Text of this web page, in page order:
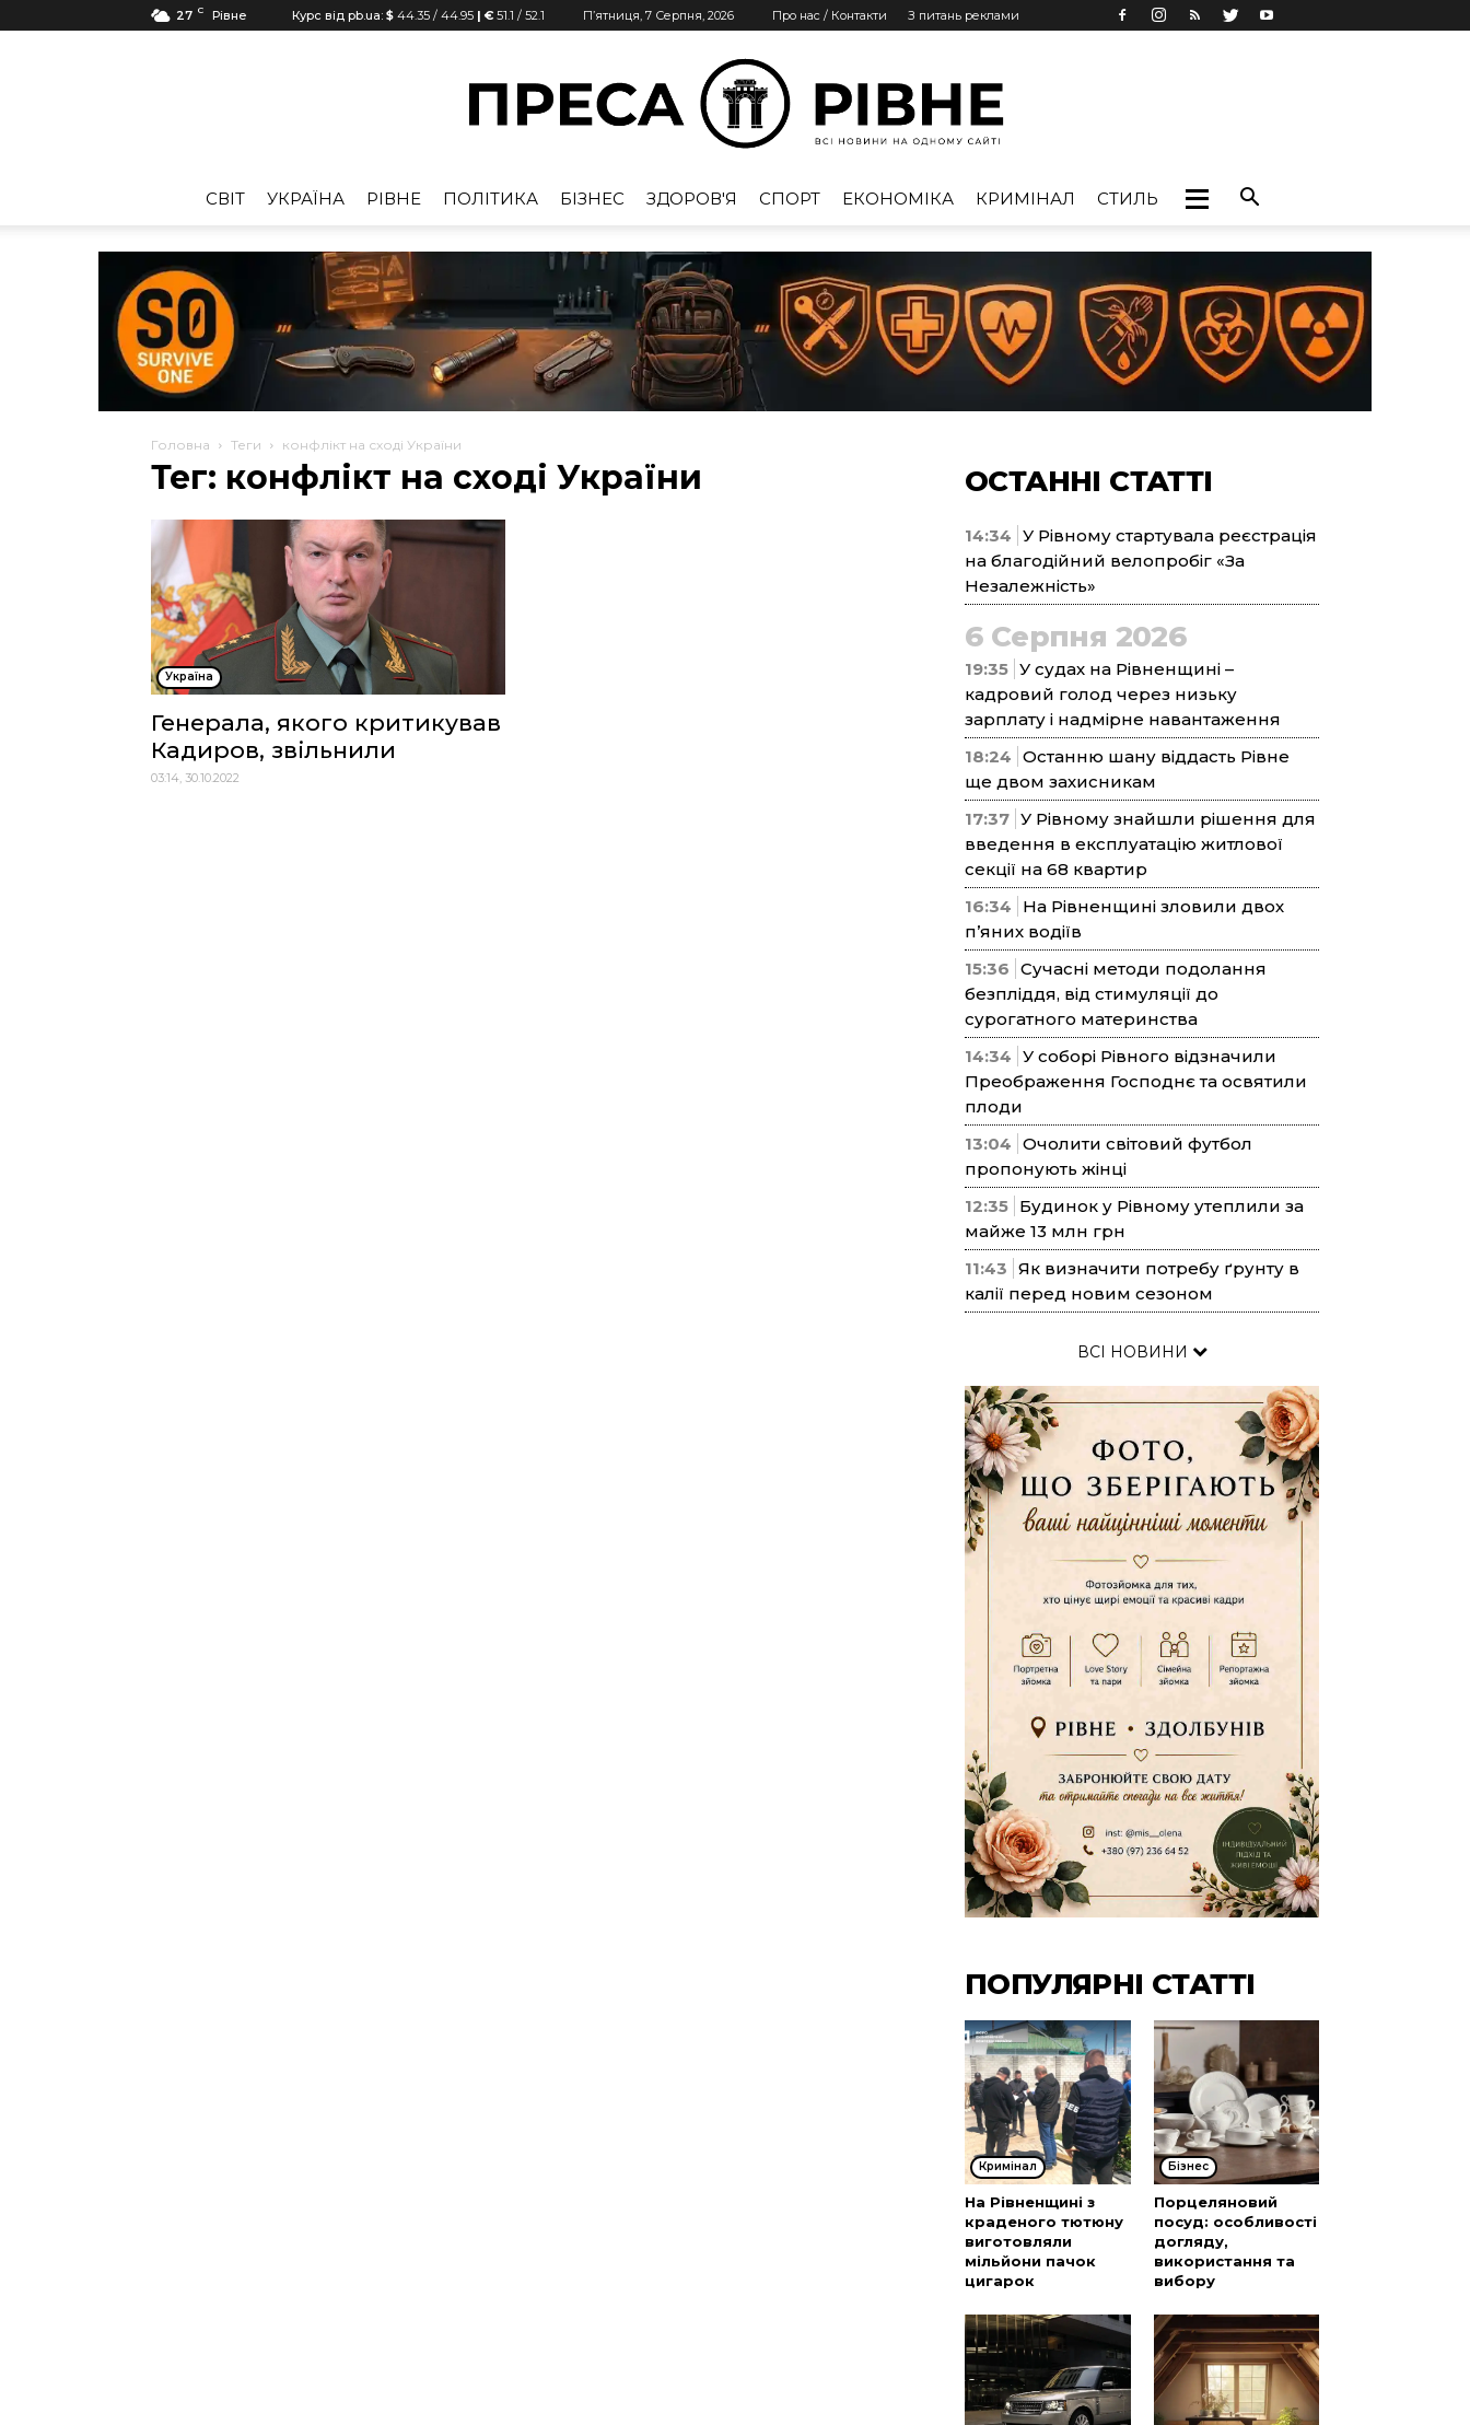
27 C Рівне Курс від pb.ua: $ 44.35 / 44.95 | € 51.1 / 52.1 П’ятниця, 7 Серпня, 2026 Про нас / Контакти З питань реклами
Рівне
CВІТ УКРАЇНА РІВНЕ ПОЛІТИКА БІЗНЕС ЗДОРОВ'Я СПОРТ ЕКОНОМІКА КРИМІНАЛ СТИЛЬ
Головна Теги конфлікт на сході України
Тег: конфлікт на сході України
Україна
Генерала, якого критикував
Кадиров, звільнили
03:14, 30.10.2022
ОСТАННІ СТАТТІ
14:34 У Рівному стартувала реєстрація
на благодійний велопробіг «За
Незалежність»
6 Серпня 2026
19:35 У судах на Рівненщині –
кадровий голод через низьку
зарплату і надмірне навантаження
18:24 Останню шану віддасть Рівне
ще двом захисникам
17:37 У Рівному знайшли рішення для
введення в експлуатацію житлової
секції на 68 квартир
16:34
На Рівненщині зловили двох
п’яних водіїв
15:36 Сучасні методи подолання
безпліддя, від стимуляції до
сурогатного материнства
14:34 У соборі Рівного відзначили
Преображення Господнє та освятили
плоди
13:04 Очолити світовий футбол
пропонують жінці
12:35 Будинок у Рівному утеплили за
майже 13 млн грн
11:43 Як визначити потребу ґрунту в
калії перед новим сезоном
ВСІ НОВИНИ
ПОПУЛЯРНІ СТАТТІ
Кримінал
На Рівненщині з
краденого тютюну
виготовляли
мільйони пачок
цигарок
Бізнес
Порцеляновий
посуд: особливості
догляду,
використання та
вибору